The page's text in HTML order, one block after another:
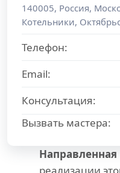
140005, Россия,
Котельники,
Телефон:
Email:
Консультация:
Вызвать мастера:
Направленная